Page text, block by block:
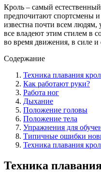
Кроль – самый
предпочитают спортсмены
известна почти всем
все владеют этим стилем в
во время движения, в силе и
Содержание
Техника плавания
Как работают руки?
Работа ног
Дыхание
Положение головы
Положение тела
Упражнения для
Типичные ошибки
Техника плавания
Техника